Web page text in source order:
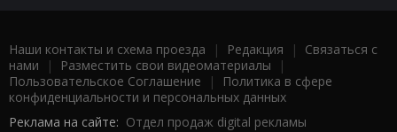
Наши контакты и схема проезда | Редакция | Связаться с
нами | Разместить свои видеоматериалы |
Пользовательское Соглашение |
Политика в сфере
конфиденциальности и персональных данных
Реклама на сайте: Отдел продаж digital рекламы